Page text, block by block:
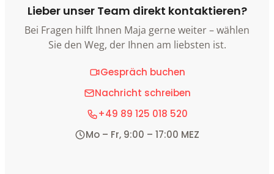
Lieber unser Team direkt kontaktieren?
Bei Fragen hilft Ihnen Maja gerne weiter – wählen
Sie den Weg, der Ihnen am liebsten ist.
Gespräch buchen
Nachricht schreiben
+49 89 125 018 520
Mo – Fr, 9:00 – 17:00 MEZ